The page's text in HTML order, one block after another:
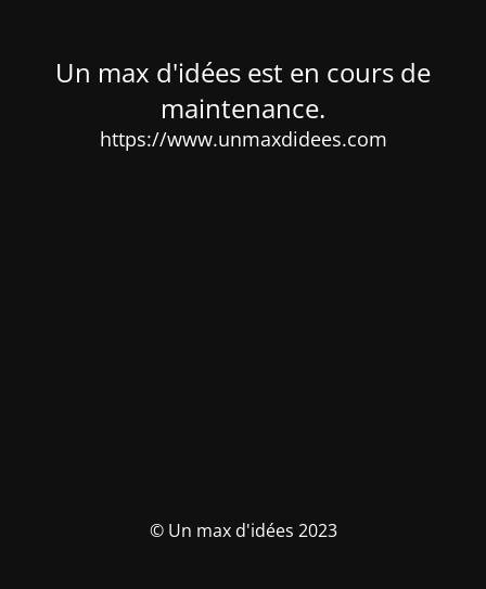
Un max d'idées est en cours de
maintenance.
https://www.unmaxdidees.com
© Un max d'idées 2023